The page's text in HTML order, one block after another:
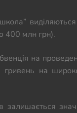
400 млн грн).
на
на